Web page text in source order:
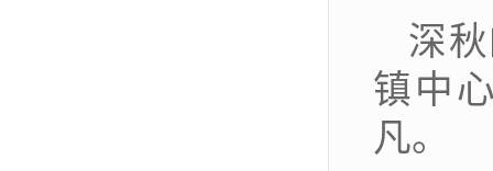
深
镇中
凡。